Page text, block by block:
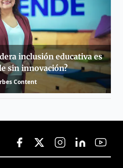
inclusión educativa es
sin innovación?
Content